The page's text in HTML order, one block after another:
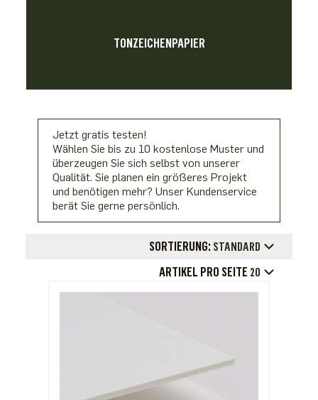
TONZEICHENPAPIER
Jetzt gratis testen!
Wählen Sie bis zu 10 kostenlose Muster und
überzeugen Sie sich selbst von unserer
Qualität. Sie planen ein größeres Projekt
und benötigen mehr? Unser Kundenservice
berät Sie gerne persönlich.
SORTIERUNG: STANDARD
ARTIKEL PRO SEITE 20